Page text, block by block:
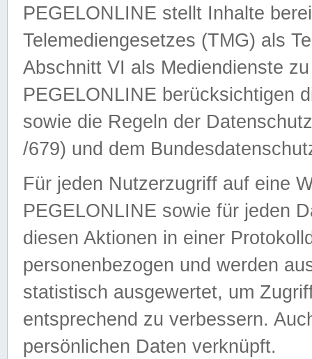
PEGELONLINE stellt Inhalte
Telemediengesetzes (TMG) als
Abschnitt VI als Mediendienste
PEGELONLINE berücksichtigen
sowie die Regeln der
/679) und dem
Für jeden Nutzerzugriff auf eine
PEGELONLINE sowie für jeden
diesen Aktionen in einer
personenbezogen und werden
statistisch ausgewertet, um
entsprechend zu verbessern.
persönlichen Daten verknüpft.